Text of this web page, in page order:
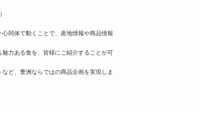
同体で動くことで、産地情報や商品情報
力ある食を、皆様にご紹介することが可
ど、豊洲ならではの商品企画を実現しま